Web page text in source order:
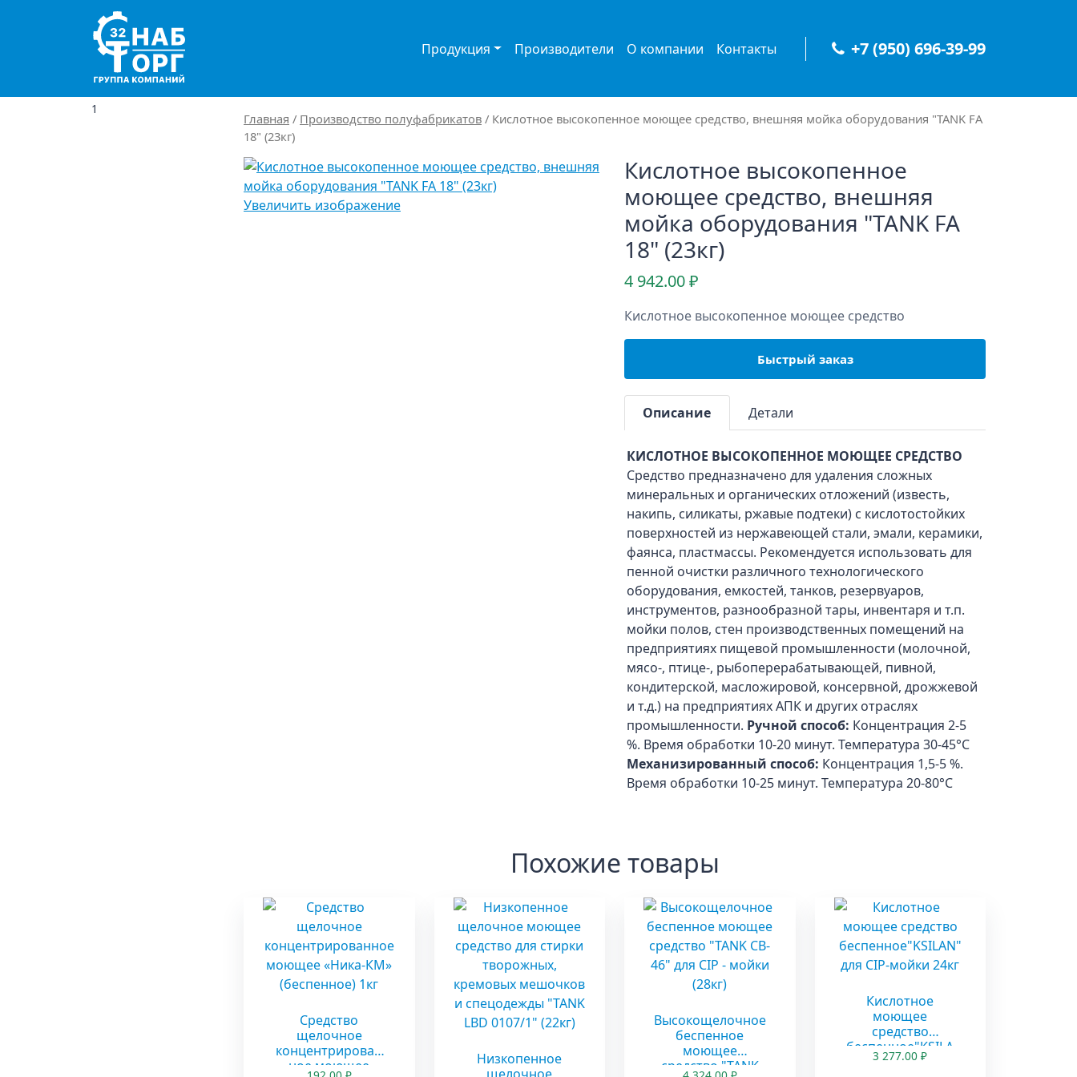
Main Navigation Продукция Производители О компании Контакты +7 (950) 696-39-99
1
Главная / Производство полуфабрикатов / Кислотное высокопенное моющее средство, внешняя мойка оборудования "TANK FA
18" (23кг)
Увеличить изображение
Кислотное высокопенное
моющее средство, внешняя
мойка оборудования "TANK FA
18" (23кг)
4 942.00₽
Кислотное высокопенное моющее средство
Быстрый заказ
Описание Детали
КИСЛОТНОЕ ВЫСОКОПЕННОЕ МОЮЩЕЕ СРЕДСТВО
Средство предназначено для удаления сложных
минеральных и органических отложений (известь,
накипь, силикаты, ржавые подтеки) с кислотостойких
поверхностей из нержавеющей стали, эмали, керамики,
фаянса, пластмассы. Рекомендуется использовать для
пенной очистки различного технологического
оборудования, емкостей, танков, резервуаров,
инструментов, разнообразной тары, инвентаря и т.п.
мойки полов, стен производственных помещений на
предприятиях пищевой промышленности (молочной,
мясо-, птице-, рыбоперерабатывающей, пивной,
кондитерской, масложировой, консервной, дрожжевой
и т.д.) на предприятиях АПК и других отраслях
промышленности. Ручной способ: Концентрация 2-5
%. Время обработки 10-20 минут. Температура 30-45°С
Механизированный способ: Концентрация 1,5-5 %.
Время обработки 10-25 минут. Температура 20-80°С
Похожие товары
Средство
щелочное
концентрирован
ное моющее
Низкопенное
Высокощелочное
беспенное
моющее
средство "TANK
Кислотное
моющее
средство
беспенное"KSILA
N" для CIP-мойки
3 277.00₽